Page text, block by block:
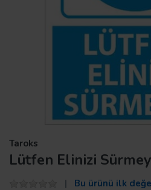
Taroks
Lütfen Elinizi
Bu ürünü ilk